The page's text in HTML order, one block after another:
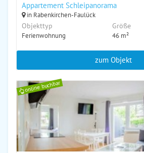
Appartement Schleipanorama
in Rabenkirchen-Faulück
Objekttyp
Ferienwohnung
Größe
46 m²
zum Objekt
online buchbar